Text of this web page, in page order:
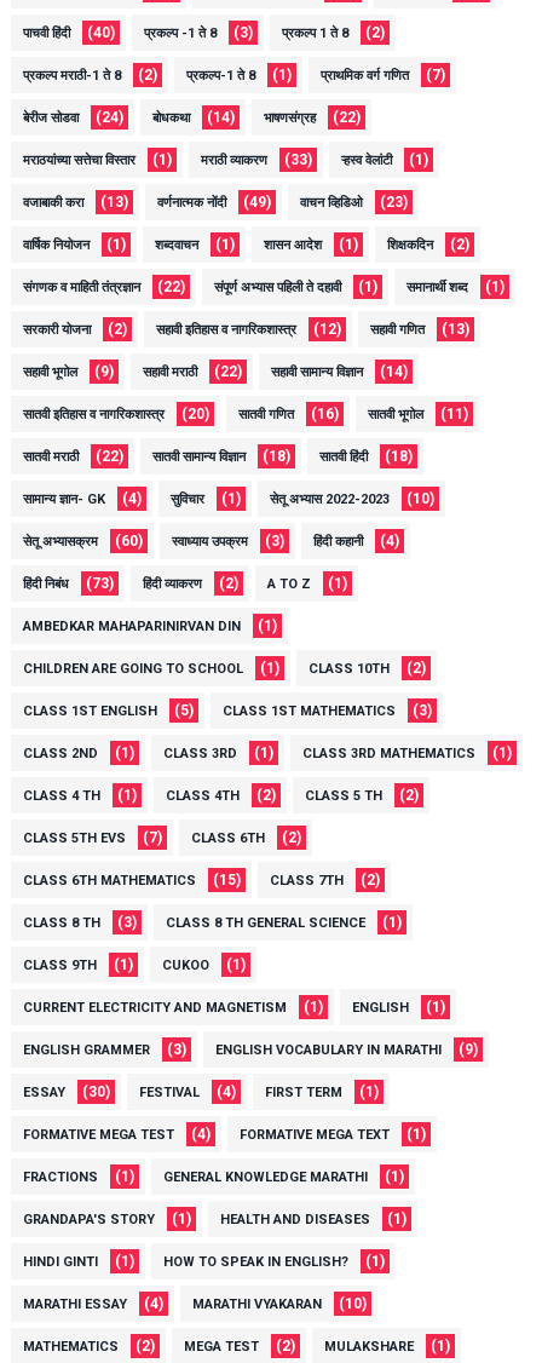
पाचवी हिंदी (40) प्रकल्प -1 ते 8 (3) प्रकल्प 1 ते 8 (2)
प्रकल्प मराठी-1 ते 8 (2) प्रकल्प-1 ते 8 (1) प्राथमिक वर्ग गणित (7)
बेरीज सोडवा (24) बोधकथा (14) भाषणसंग्रह (22)
मराठयांच्या सत्तेचा विस्तार (1) मराठी व्याकरण (33) ऱ्हस्व वेलांटी (1)
वजाबाकी करा (13) वर्णनात्मक नोंदी (49) वाचन व्हिडिओ (23)
वार्षिक नियोजन (1) शब्दवाचन (1) शासन आदेश (1) शिक्षकदिन (2)
संगणक व माहिती तंत्रज्ञान (22) संपूर्ण अभ्यास पहिली ते दहावी (1) समानार्थी शब्द (1)
सरकारी योजना (2) सहावी इतिहास व नागरिकशास्त्र (12) सहावी गणित (13)
सहावी भूगोल (9) सहावी मराठी (22) सहावी सामान्य विज्ञान (14)
सातवी इतिहास व नागरिकशास्त्र (20) सातवी गणित (16) सातवी भूगोल (11)
सातवी मराठी (22) सातवी सामान्य विज्ञान (18) सातवी हिंदी (18)
सामान्य ज्ञान- GK (4) सुविचार (1) सेतू अभ्यास 2022-2023 (10)
सेतू अभ्यासक्रम (60) स्वाध्याय उपक्रम (3) हिंदी कहानी (4)
हिंदी निबंध (73) हिंदी व्याकरण (2) A TO Z (1)
AMBEDKAR MAHAPARINIRVAN DIN (1)
CHILDREN ARE GOING TO SCHOOL (1) CLASS 10TH (2)
CLASS 1ST ENGLISH (5) CLASS 1ST MATHEMATICS (3)
CLASS 2ND (1) CLASS 3RD (1) CLASS 3RD MATHEMATICS (1)
CLASS 4 TH (1) CLASS 4TH (2) CLASS 5 TH (2)
CLASS 5TH EVS (7) CLASS 6TH (2)
CLASS 6TH MATHEMATICS (15) CLASS 7TH (2)
CLASS 8 TH (3) CLASS 8 TH GENERAL SCIENCE (1)
CLASS 9TH (1) CUKOO (1)
CURRENT ELECTRICITY AND MAGNETISM (1) ENGLISH (1)
ENGLISH GRAMMER (3) ENGLISH VOCABULARY IN MARATHI (9)
ESSAY (30) FESTIVAL (4) FIRST TERM (1)
FORMATIVE MEGA TEST (4) FORMATIVE MEGA TEXT (1)
FRACTIONS (1) GENERAL KNOWLEDGE MARATHI (1)
GRANDAPA'S STORY (1) HEALTH AND DISEASES (1)
HINDI GINTI (1) HOW TO SPEAK IN ENGLISH? (1)
MARATHI ESSAY (4) MARATHI VYAKARAN (10)
MATHEMATICS (2) MEGA TEST (2) MULAKSHARE (1)